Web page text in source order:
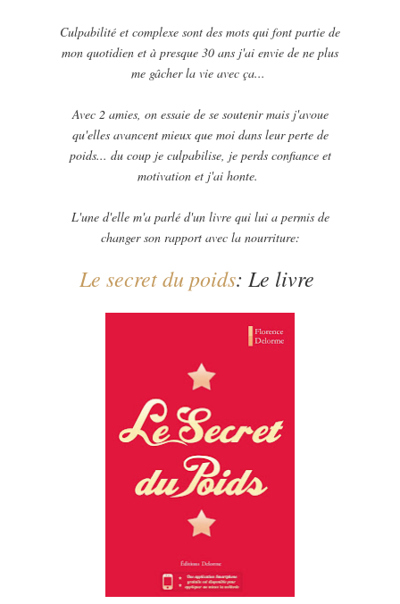
Culpabilité et complexe sont des mots qui font partie de
mon quotidien et à presque 30 ans j'ai envie de ne plus
me gâcher la vie avec ça...
Avec 2 amies, on essaie de se soutenir mais j'avoue
qu'elles avancent mieux que moi dans leur perte de
poids... du coup je culpabilise, je perds confiance et
motivation et j'ai honte.
L'une d'elle m'a parlé d'un livre qui lui a permis de
changer son rapport avec la nourriture:
Le secret du poids: Le livre